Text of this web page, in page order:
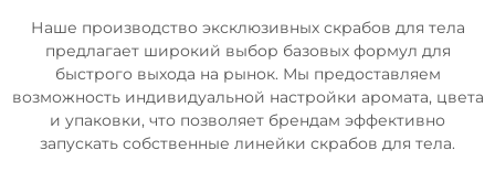
Наше производство эксклюзивных скрабов для тела
предлагает широкий выбор базовых формул для
быстрого выхода на рынок. Мы предоставляем
возможность индивидуальной настройки аромата, цвета
и упаковки, что позволяет брендам эффективно
запускать собственные линейки скрабов для тела.